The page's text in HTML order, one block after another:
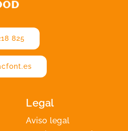
825
Legal
Aviso legal